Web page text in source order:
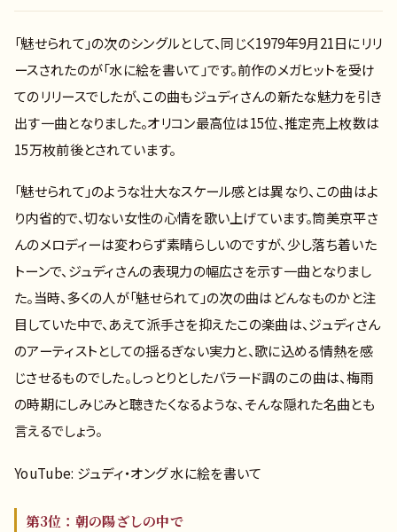
「魅せられて」の次のシングルとして、同じく1979年9月21日にリリ
ースされたのが「水に絵を書いて」です。前作のメガヒットを受け
てのリリースでしたが、この曲もジュディさんの新たな魅力を引き
出す一曲となりました。オリコン最高位は15位、推定売上枚数は
15万枚前後とされています。
「魅せられて」のような壮大なスケール感とは異なり、この曲はよ
り内省的で、切ない女性の心情を歌い上げています。筒美京平さ
んのメロディーは変わらず素晴らしいのですが、少し落ち着いた
トーンで、ジュディさんの表現力の幅広さを示す一曲となりまし
た。当時、多くの人が「魅せられて」の次の曲はどんなものかと注
目していた中で、あえて派手さを抑えたこの楽曲は、ジュディさん
のアーティストとしての揺るぎない実力と、歌に込める情熱を感
じさせるものでした。しっとりとしたバラード調のこの曲は、梅雨
の時期にしみじみと聴きたくなるような、そんな隠れた名曲とも
言えるでしょう。
YouTube: ジュディ・オング 水に絵を書いて
第3位：朝の陽ざしの中で